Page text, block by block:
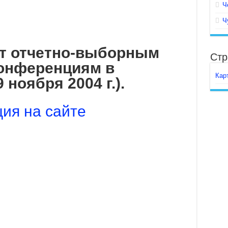
отчетно-выборным
в
2004 г.).
на сайте